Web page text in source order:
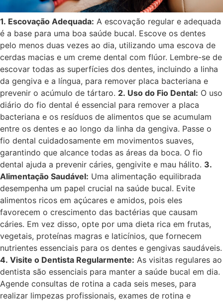
1. Escovação Adequada: A escovação regular e adequada
é a base para uma boa saúde bucal. Escove os dentes
pelo menos duas vezes ao dia, utilizando uma escova de
cerdas macias e um creme dental com flúor. Lembre-se de
escovar todas as superfícies dos dentes, incluindo a linha
da gengiva e a língua, para remover placa bacteriana e
prevenir o acúmulo de tártaro. 2. Uso do Fio Dental: O uso
diário do fio dental é essencial para remover a placa
bacteriana e os resíduos de alimentos que se acumulam
entre os dentes e ao longo da linha da gengiva. Passe o
fio dental cuidadosamente em movimentos suaves,
garantindo que alcance todas as áreas da boca. O fio
dental ajuda a prevenir cáries, gengivite e mau hálito. 3.
Alimentação Saudável: Uma alimentação equilibrada
desempenha um papel crucial na saúde bucal. Evite
alimentos ricos em açúcares e amidos, pois eles
favorecem o crescimento das bactérias que causam
cáries. Em vez disso, opte por uma dieta rica em frutas,
vegetais, proteínas magras e laticínios, que fornecem
nutrientes essenciais para os dentes e gengivas saudáveis.
4. Visite o Dentista Regularmente: As visitas regulares ao
dentista são essenciais para manter a saúde bucal em dia.
Agende consultas de rotina a cada seis meses, para
realizar limpezas profissionais, exames de rotina e